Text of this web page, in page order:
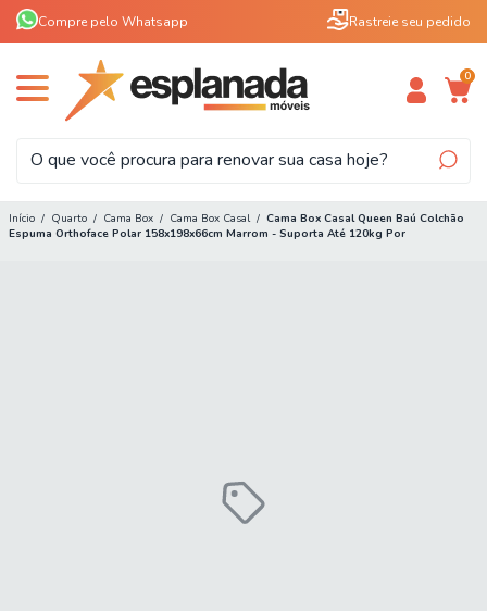
Compre pelo Whatsapp Rastreie seu pedido
0
Início / Quarto / Cama Box / Cama Box Casal / Cama Box Casal Queen Baú Colchão
Espuma Orthoface Polar 158x198x66cm Marrom - Suporta Até 120kg Por